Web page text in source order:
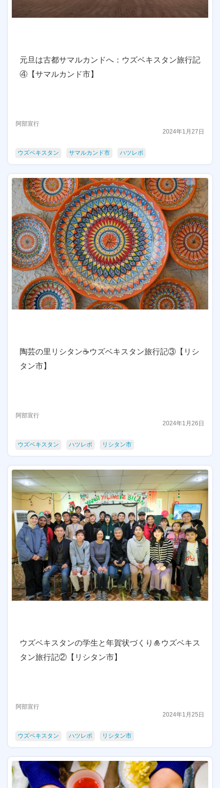
元旦は古都サマルカンドへ：ウズベキスタン旅行記
④【サマルカンド市】
阿部宣行
2024年1月27日
ウズベキスタン サマルカンド市 ハツレポ
陶芸の里リシタン☕ウズベキスタン旅行記③【リシ
タン市】
阿部宣行
2024年1月26日
ウズベキスタン ハツレポ リシタン市
ウズベキスタンの学生と年賀状づくり🎍ウズベキス
タン旅行記②【リシタン市】
阿部宣行
2024年1月25日
ウズベキスタン ハツレポ リシタン市